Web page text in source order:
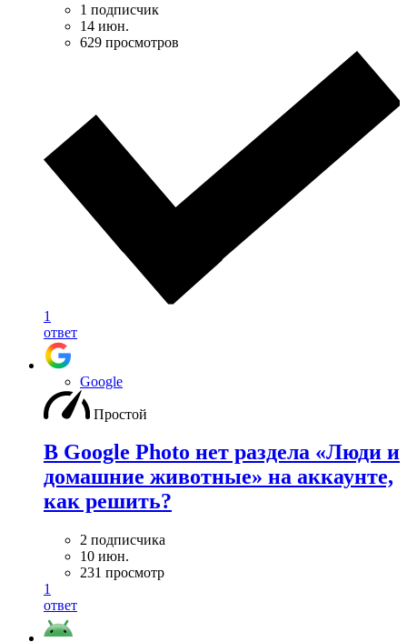
1 подписчик
14 июн.
629 просмотров
1
ответ
Google
Простой
В Google Photo нет раздела «Люди и
домашние животные» на аккаунте,
как решить?
2 подписчика
10 июн.
231 просмотр
1
ответ